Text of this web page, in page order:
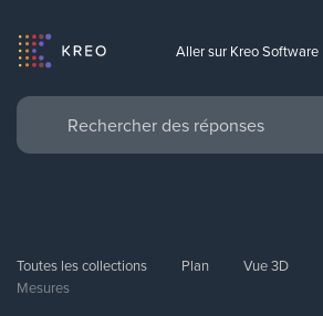
Aller sur Kreo Software
Toutes les collections Plan Vue 3D
Mesures